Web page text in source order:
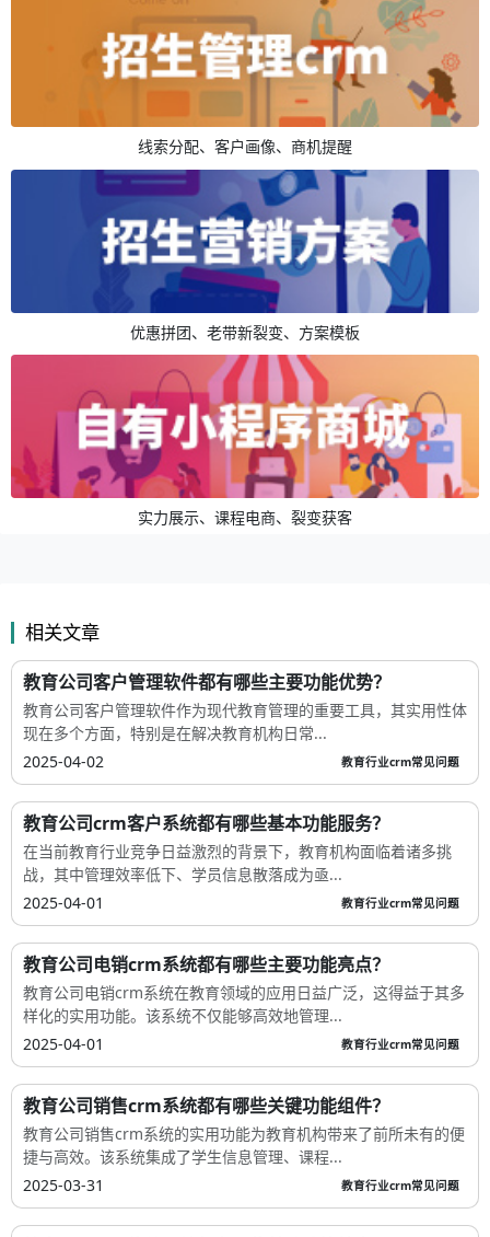
线索分配、客户画像、商机提醒
优惠拼团、老带新裂变、方案模板
实力展示、课程电商、裂变获客
相关文章
教育公司客户管理软件都有哪些主要功能优势？
教育公司客户管理软件作为现代教育管理的重要工具，其实用性体
现在多个方面，特别是在解决教育机构日常...
2025-04-02
教育行业crm常见问题
教育公司crm客户系统都有哪些基本功能服务？
在当前教育行业竞争日益激烈的背景下，教育机构面临着诸多挑
战，其中管理效率低下、学员信息散落成为亟...
2025-04-01
教育行业crm常见问题
教育公司电销crm系统都有哪些主要功能亮点？
教育公司电销crm系统在教育领域的应用日益广泛，这得益于其多
样化的实用功能。该系统不仅能够高效地管理...
2025-04-01
教育行业crm常见问题
教育公司销售crm系统都有哪些关键功能组件？
教育公司销售crm系统的实用功能为教育机构带来了前所未有的便
捷与高效。该系统集成了学生信息管理、课程...
2025-03-31
教育行业crm常见问题